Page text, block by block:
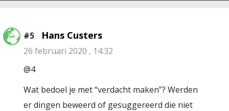
#5 Hans Custers
26 februari 2020 , 14:32
@4
Wat bedoel je met “verdacht maken”? Werden
er dingen beweerd of gesuggereerd die niet